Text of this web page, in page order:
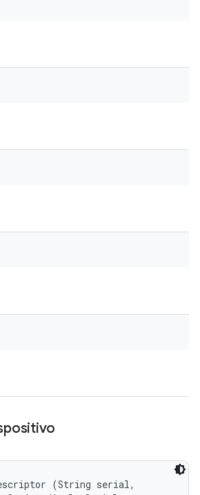
(String serial,